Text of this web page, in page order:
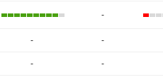
-
- -
- -